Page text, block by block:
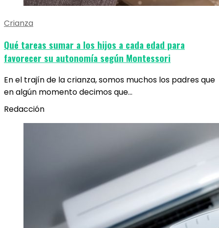
Crianza
Qué tareas sumar a los hijos a cada edad para
favorecer su autonomía según Montessori
En el trajín de la crianza, somos muchos los padres que
en algún momento decimos que…
Redacción